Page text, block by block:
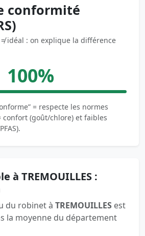
conformité
idéal : on explique la différence
100%
= respecte les normes
confort (goût/chlore) et faibles
à TREMOUILLES :
du robinet à TREMOUILLES est
la moyenne du département